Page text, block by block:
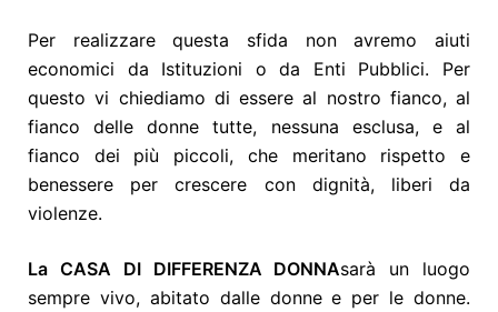
Per realizzare questa sfida non avremo aiuti
economici da Istituzioni o da Enti Pubblici. Per
questo vi chiediamo di essere al nostro fianco, al
fianco delle donne tutte, nessuna esclusa, e al
fianco dei più piccoli, che meritano rispetto e
benessere per crescere con dignità, liberi da
violenze.
La CASA DI DIFFERENZA DONNAsarà un luogo
sempre vivo, abitato dalle donne e per le donne.